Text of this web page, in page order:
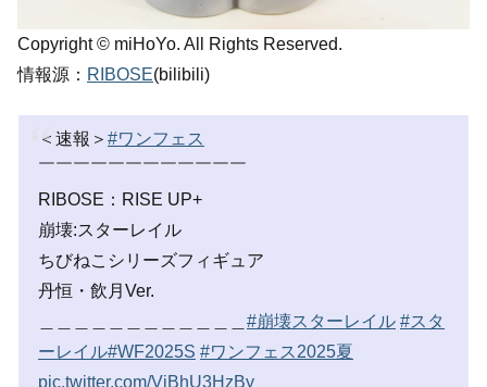
Copyright © miHoYo. All Rights Reserved.
情報源： RIBOSE(bilibili)
＜速報＞ #ワンフェス
￣￣￣￣￣￣￣￣￣￣￣￣
RIBOSE：RISE UP+
崩壊:スターレイル
ちびねこシリーズフィギュア
丹恒・飲月Ver.
#崩壊スターレイル #スタ
ーレイル#WF2025S #ワンフェス2025夏
pic.twitter.com/VjBhU3HzBy